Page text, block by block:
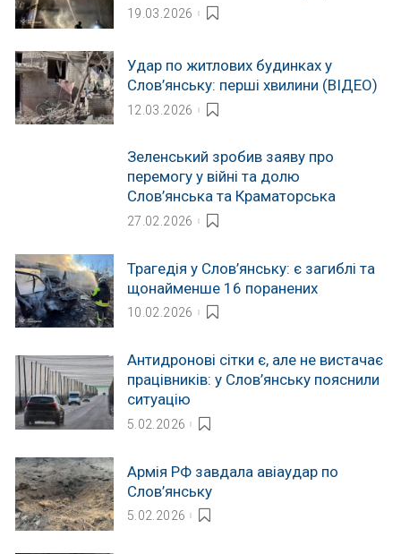
19.03.2026
Удар по житлових будинках у
Слов’янську: перші хвилини (ВІДЕО)
12.03.2026
Зеленський зробив заяву про
перемогу у війні та долю
Слов’янська та Краматорська
27.02.2026
Трагедія у Слов’янську: є загиблі та
щонайменше 16 поранених
10.02.2026
Антидронові сітки є, але не вистачає
працівників: у Слов’янську пояснили
ситуацію
5.02.2026
Армія РФ завдала авіаудар по
Слов’янську
5.02.2026